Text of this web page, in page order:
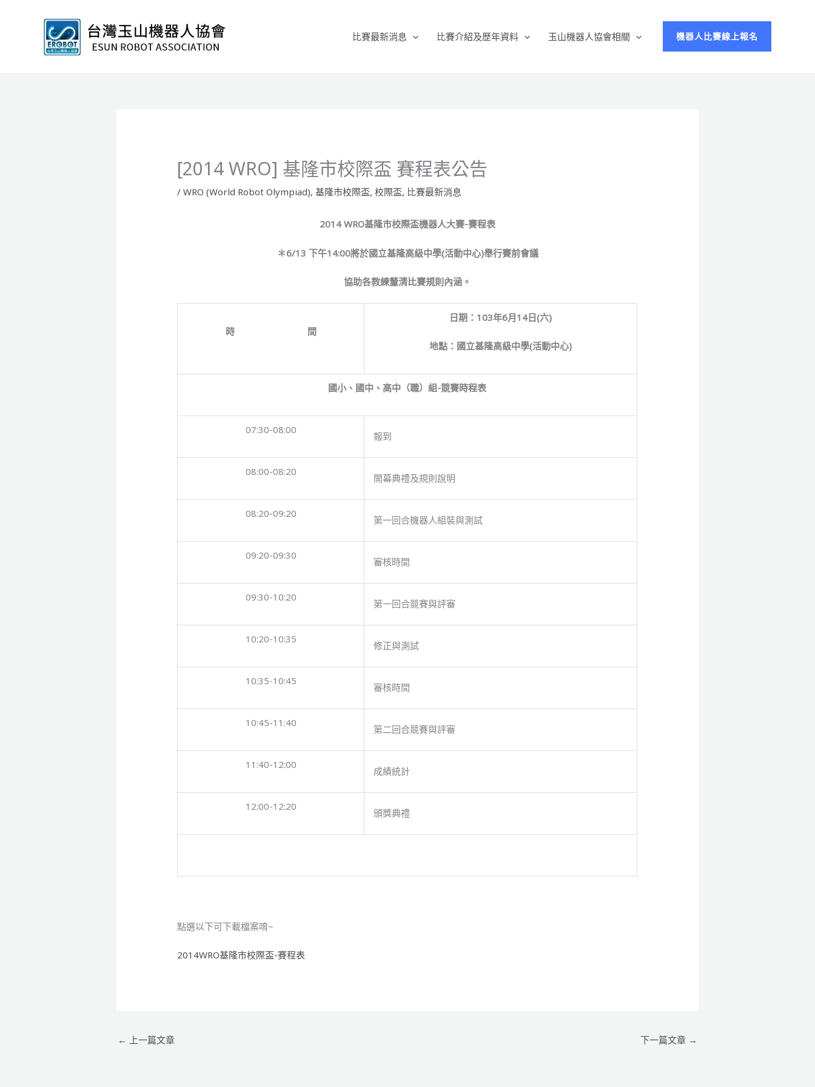
比賽最新消息 比賽介紹及歷年資料 玉山機器人協會相關 機器人比賽線上報名
[2014 WRO] 基隆市校際盃 賽程表公告
/WRO (World Robot Olympiad),基隆市校際盃,校際盃, 比賽最新消息
2014 WRO基隆市校際盃機器人大賽-賽程表
✽6/13 下午14:00將於國立基隆高級中學(活動中心)舉行賽前會議
協助各教練釐清比賽規則內涵。
時 間
日期：103年6月14日(六)
地點：國立基隆高級中學(活動中心)
國小、國中、高中（職）組-競賽時程表
07:30-08:00
報到
08:00-08:20
開幕典禮及規則說明
08:20-09:20
第一回合機器人組裝與測試
09:20-09:30
審核時間
09:30-10:20
第一回合競賽與評審
10:20-10:35
修正與測試
10:35-10:45
審核時間
10:45-11:40
第二回合競賽與評審
11:40-12:00
成績統計
12:00-12:20
頒獎典禮
點選以下可下載檔案唷~
2014WRO基隆市校際盃-賽程表
← 上一篇文章 下一篇文章 →